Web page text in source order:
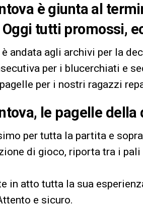
è giunta al
tutti promossi,
andata agli archivi per la
per i blucerchiati e
per i nostri ragazzi
le pagelle della
per tutta la partita e
di gioco, riporta tra i pali
in atto tutta la sua
e sicuro.